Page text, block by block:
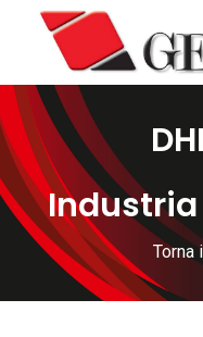
HOME
AZIENDA
KNOW-HOW
I NOSTRI SETTORI
Torna